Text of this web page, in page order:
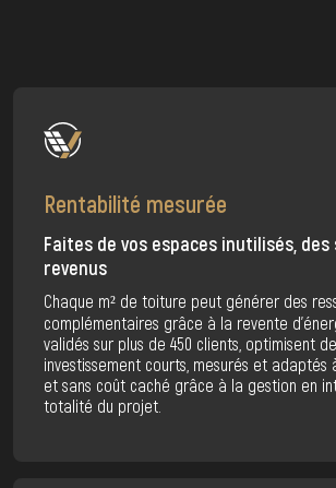
Rentabilité mesurée
Faites de vos espaces inutilisés, des
revenus
Chaque m² de toiture peut générer des
complémentaires grâce à la revente
validés sur plus de 450 clients, optimisent
investissement courts, mesurés et adaptés
et sans coût caché grâce à la gestion en
totalité du projet.